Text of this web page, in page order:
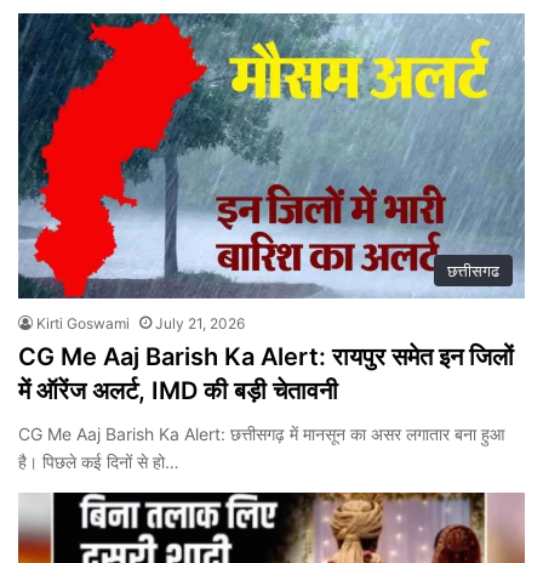
छत्तीसगढ
Kirti Goswami July 21, 2026
CG Me Aaj Barish Ka Alert: रायपुर समेत इन जिलों
में ऑरेंज अलर्ट, IMD की बड़ी चेतावनी
CG Me Aaj Barish Ka Alert: छत्तीसगढ़ में मानसून का असर लगातार बना हुआ
है। पिछले कई दिनों से हो…